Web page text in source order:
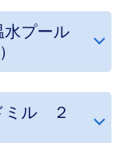
プール
ミル ２